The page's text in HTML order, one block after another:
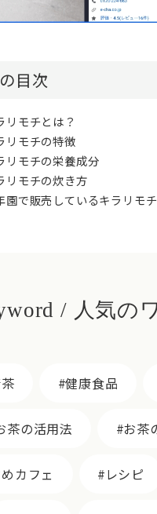
目次
リモチとは？
リモチの特徴
リモチの栄養成分
リモチの炊き方
園で販売しているキラリモ
/ 人気の
健康食品
茶の活用法 お茶
カフェ レシピ